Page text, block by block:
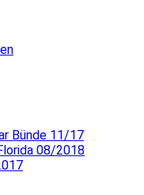
Bünde 11/17
08/2018